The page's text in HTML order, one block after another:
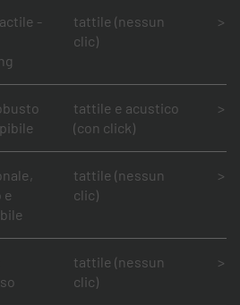
-
tattile (nessun
clic)
>
tattile e acustico
(con click)
>
e
tattile (nessun
clic)
>
tattile (nessun
clic)
>